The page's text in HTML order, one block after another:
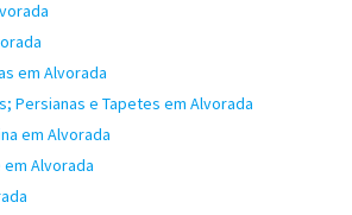
em Alvorada
Persianas e Tapetes em Alvorada
em Alvorada
Alvorada